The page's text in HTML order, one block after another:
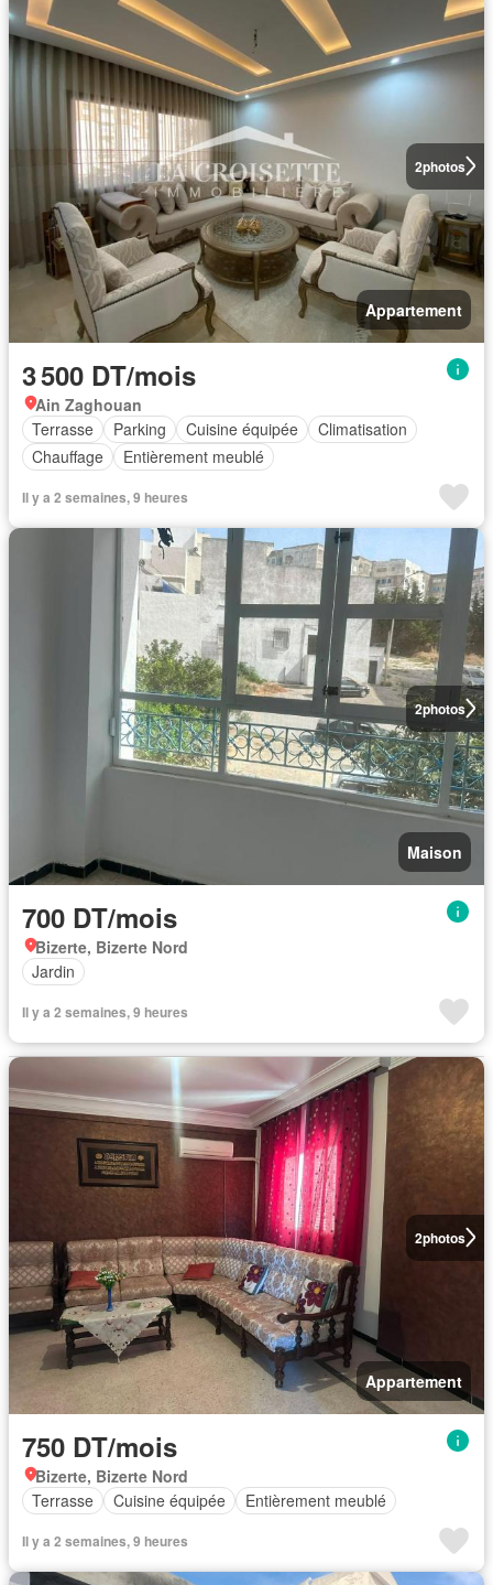
2photos
Appartement
3 500 DT/mois
Ain Zaghouan
Terrasse
Parking Cuisine équipée
Climatisation
Chauffage
Entièrement meublé
Il y a 2 semaines, 9 heures
2photos
Maison
700 DT/mois
Bizerte, Bizerte Nord
Jardin
Il y a 2 semaines, 9 heures
2photos
Appartement
750 DT/mois
Bizerte, Bizerte Nord
Terrasse
Cuisine équipée Entièrement meublé
Il y a 2 semaines, 9 heures